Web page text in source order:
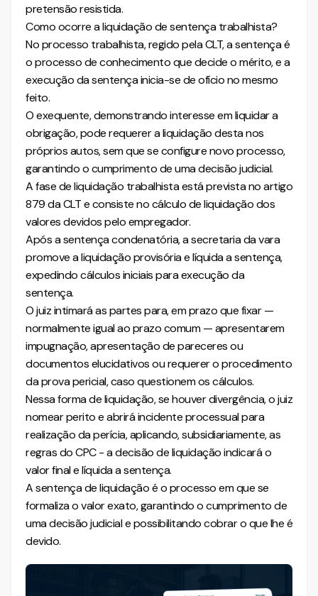
pretensão resistida.
Como ocorre a liquidação de sentença trabalhista?
No processo trabalhista, regido pela CLT, a sentença é
o processo de conhecimento que decide o mérito, e a
execução da sentença inicia-se de ofício no mesmo
feito.
O exequente, demonstrando interesse em liquidar a
obrigação, pode requerer a liquidação desta nos
próprios autos, sem que se configure novo processo,
garantindo o cumprimento de uma decisão judicial.
A fase de liquidação trabalhista está prevista no artigo
879 da CLT e consiste no cálculo de liquidação dos
valores devidos pelo empregador.
Após a sentença condenatória, a secretaria da vara
promove a liquidação provisória e líquida a sentença,
expedindo cálculos iniciais para execução da
sentença.
O juiz intimará as partes para, em prazo que fixar —
normalmente igual ao prazo comum — apresentarem
impugnação, apresentação de pareceres ou
documentos elucidativos ou requerer o procedimento
da prova pericial, caso questionem os cálculos.
Nessa forma de liquidação, se houver divergência, o juiz
nomear perito e abrirá incidente processual para
realização da perícia, aplicando, subsidiariamente, as
regras do CPC - a decisão de liquidação indicará o
valor final e líquida a sentença.
A sentença de liquidação é o processo em que se
formaliza o valor exato, garantindo o cumprimento de
uma decisão judicial e possibilitando cobrar o que lhe é
devido.